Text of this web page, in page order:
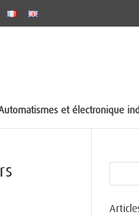
et électronique